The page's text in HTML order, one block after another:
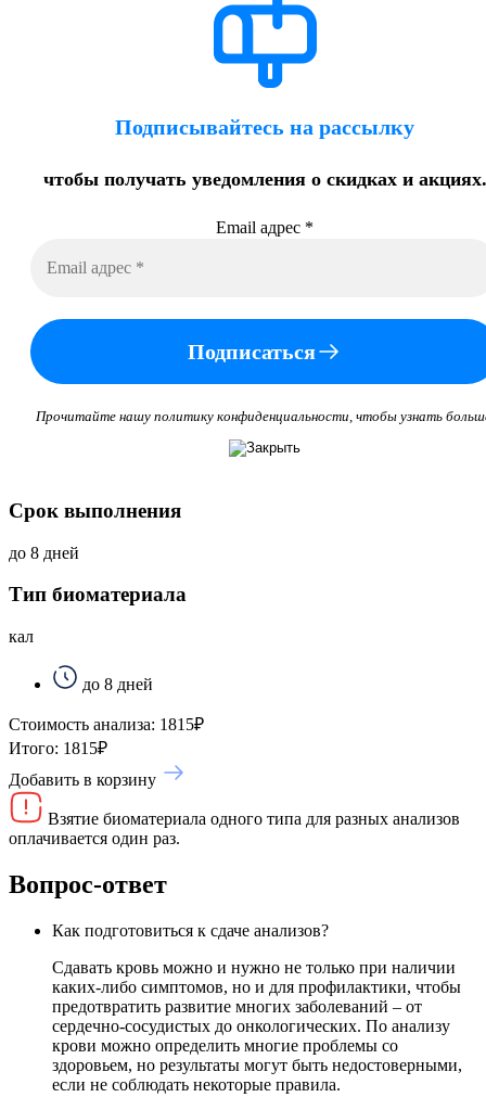
Подписывайтесь на рассылку
чтобы получать уведомления о скидках и акциях.
Email адрес *
Подписаться
Прочитайте нашу политику конфиденциальности, чтобы узнать
Срок выполнения
до 8 дней
Тип биоматериала
кал
до 8 дней
Стоимость анализа: 1815₽
Итого: 1815₽
Добавить в корзину
Взятие биоматериала одного типа для разных анализов
оплачивается один раз.
Вопрос-ответ
Как подготовиться к сдаче анализов?
Сдавать кровь можно и нужно не только при наличии
каких-либо симптомов, но и для профилактики, чтобы
предотвратить развитие многих заболеваний – от
сердечно-сосудистых до онкологических. По анализу
крови можно определить многие проблемы со
здоровьем, но результаты могут быть недостоверными,
если не соблюдать некоторые правила.